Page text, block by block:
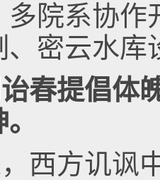
多院系协作
、密云水
春提倡体
西方讥讽